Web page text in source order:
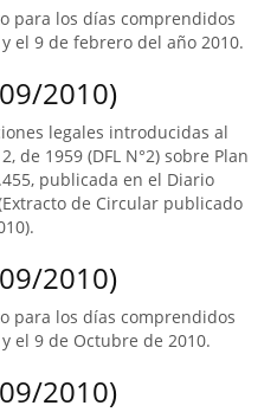
para los días comprendidos
el 9 de febrero del año 2010.
2010)
legales introducidas al
de 1959 (DFL N°2) sobre Plan
publicada en el Diario
de Circular publicado
2010)
para los días comprendidos
el 9 de Octubre de 2010.
2010)